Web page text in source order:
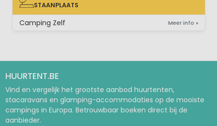
STAANPLAATS
STAANPLAATS
Camping Zelf Meer info »
HUURTENT.BE
Vind en vergelijk het grootste aanbod huurtenten,
stacaravans en glamping-accommodaties op de mooiste
campings in Europa. Betrouwbaar boeken direct bij de
aanbieder.